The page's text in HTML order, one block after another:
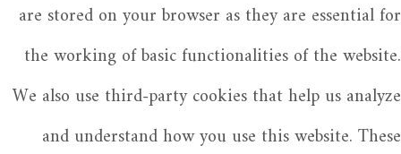
are stored on your browser as they are essential for
the working of basic functionalities of the website.
We also use third-party cookies that help us analyze
and understand how you use this website. These